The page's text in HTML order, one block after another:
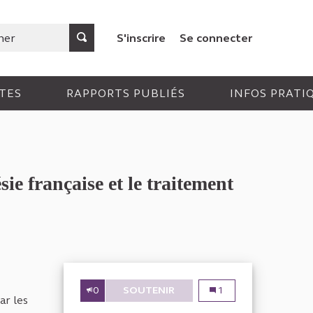
S'inscrire Se connecter
RAPPORTS PUBLIÉS INFOS
française et le traitement
les
0 SOUTENIR POLITIQUE DE MISE EN
Politique de mise en
1